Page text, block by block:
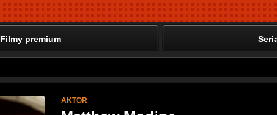
Filmy premium
AKTOR